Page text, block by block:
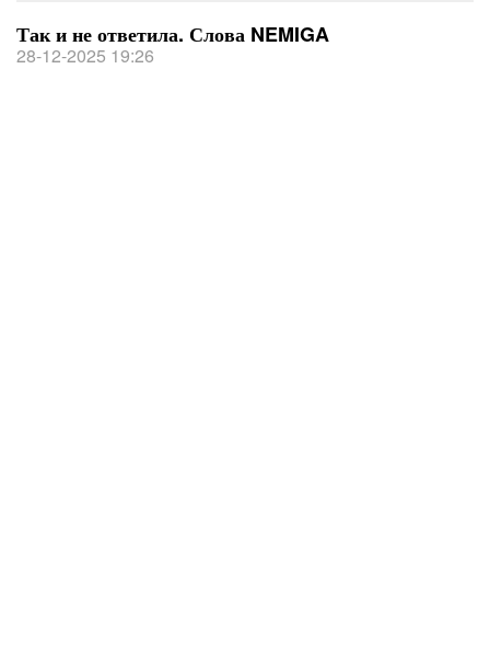
Так и не ответила. Слова NEMIGA
28-12-2025 19:26